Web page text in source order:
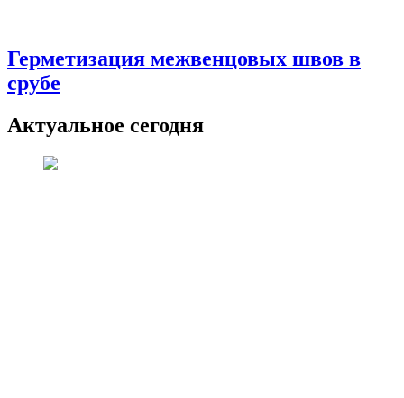
Герметизация межвенцовых швов в
срубе
Актуальное сегодня